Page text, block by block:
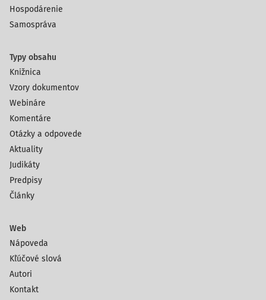
Hospodárenie
Samospráva
Typy obsahu
Knižnica
Vzory dokumentov
Webináre
Komentáre
Otázky a odpovede
Aktuality
Judikáty
Predpisy
Články
Web
Nápoveda
Kľúčové slová
Autori
Kontakt